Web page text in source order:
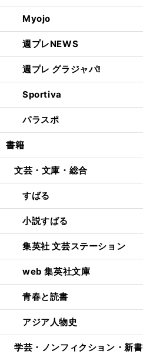
Myojo
週プレNEWS
週プレ グラジャパ!
Sportiva
パラスポ
書籍
文芸・文庫・総合
すばる
小説すばる
集英社 文芸ステーション
web 集英社文庫
青春と読書
アジア人物史
学芸・ノンフィクション・新書